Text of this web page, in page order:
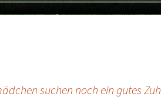
suchen noch ein gutes